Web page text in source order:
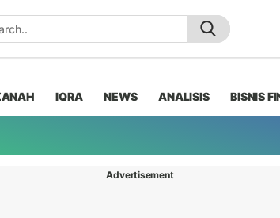
IQRA NEWS ANALISIS BISNIS
Advertisement